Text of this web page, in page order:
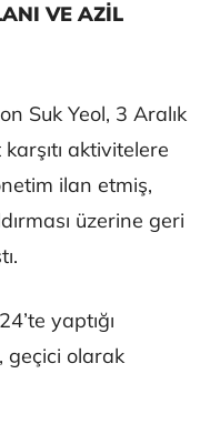
VE AZİL
Suk Yeol, 3 Aralık
aktivitelere
ilan etmiş,
üzerine geri
yaptığı
geçici olarak